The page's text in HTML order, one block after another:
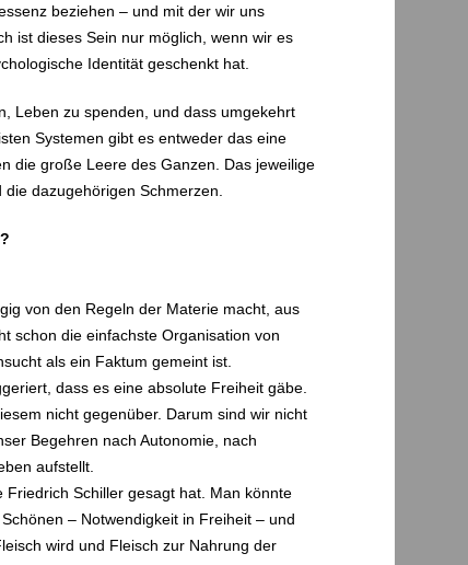
beziehen – und mit der wir uns
ist dieses Sein nur möglich, wenn wir es
Identität geschenkt hat.
Leben zu spenden, und dass umgekehrt
Systemen gibt es entweder das eine
die große Leere des Ganzen. Das jeweilige
dazugehörigen Schmerzen.
von den Regeln der Materie macht, aus
schon die einfachste Organisation von
als ein Faktum gemeint ist.
dass es eine absolute Freiheit gäbe.
nicht gegenüber. Darum sind wir nicht
Begehren nach Autonomie, nach
aufstellt.
Friedrich Schiller gesagt hat. Man könnte
– Notwendigkeit in Freiheit – und
wird und Fleisch zur Nahrung der